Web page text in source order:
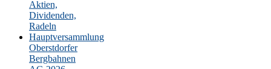
Aktien,
Dividenden,
Radeln
Hauptversammlung
Oberstdorfer
Bergbahnen